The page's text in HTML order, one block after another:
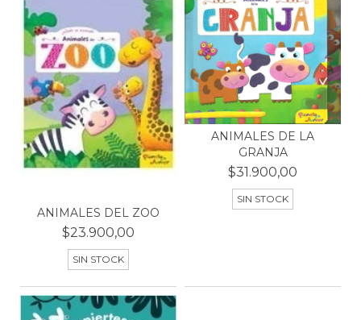
ANIMALES DEL ZOO
$23.900,00
SIN STOCK
ANIMALES DE LA
GRANJA
$31.900,00
SIN STOCK